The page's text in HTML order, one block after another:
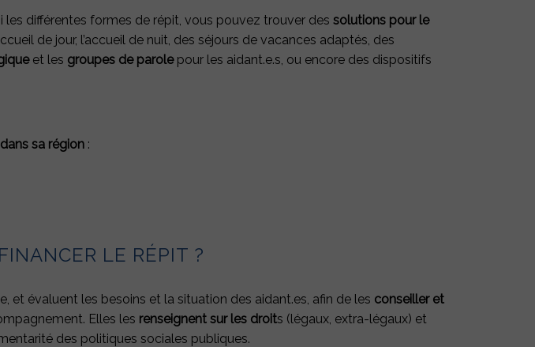
les différentes formes de répit, vous pouvez trouver des solutions pour le
de jour, l’accueil de nuit, des séjours de vacances adaptés, des
et les groupes de parolepour les aidant.e.s, ou encore des dispositifs
sa région :
LE RÉPIT ?
évaluent les besoins et la situation des aidant.es, afin de les conseiller et
Elles les renseignent sur les droits (légaux, extra-légaux) et
des politiques sociales publiques.